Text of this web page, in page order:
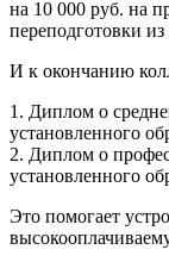
на 10 000 руб. на
переподготовки
И к окончанию
1. Диплом о
установленного
2. Диплом о
установленного
Это помогает